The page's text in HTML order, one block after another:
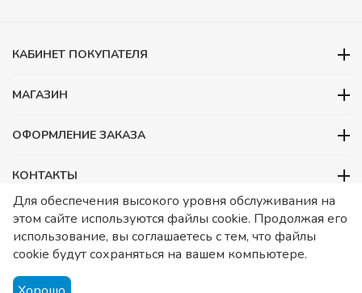
КАБИНЕТ ПОКУПАТЕЛЯ
МАГАЗИН
ОФОРМЛЕНИЕ ЗАКАЗА
КОНТАКТЫ
ООО «Детский сад», ОГРН 1157746480088
ИНН 7728252648 КПП 772601001 Юридический адрес – Москва,
ул. Подольских курсантов, д 3. стр 2. Помещение 1/3. Информация
о товарах носит справочный характер и не является публичной
офертой, определяемой Статьей 437 ГК РФ.
оферта.Игрушки в детский сад. Оснащение детских садов.
Для обеспечения высокого уровня обслуживания на
этом сайте используются файлы cookie. Продолжая его
использование, вы соглашаетесь с тем, что файлы
cookie будут сохраняться на вашем компьютере.